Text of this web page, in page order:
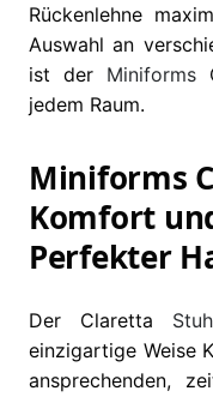
Rückenlehne
Auswahl an
ist der Miniforms
jedem Raum.
Miniforms
Komfort
Perfekter
Der Claretta
einzigartige Weise
ansprechenden,